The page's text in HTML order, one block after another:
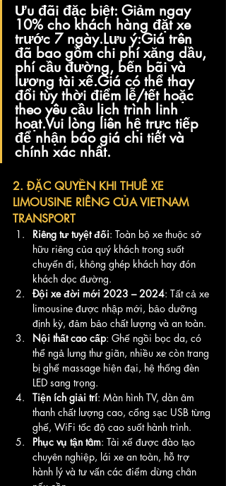
Ưu đãi đặc biệt: Giảm ngay
10% cho khách hàng đặt xe
trước 7 ngày.Lưu ý:Giá trên
đã bao gồm chi phí xăng dầu,
phí cầu đường, bến bãi và
lương tài xế.Giá có thể thay
đổi tùy thời điểm lễ/tết hoặc
theo yêu cầu lịch trình linh
hoạt.Vui lòng liên hệ trực tiếp
để nhận báo giá chi tiết và
chính xác nhất.
2. ĐẶC QUYỀN KHI THUÊ XE
LIMOUSINE RIÊNG CỦA VIETNAM
TRANSPORT
Riêng tư tuyệt đối: Toàn bộ xe thuộc sở
hữu riêng của quý khách trong suốt
chuyến đi, không ghép khách hay đón
khách dọc đường.
Đội xe đời mới 2023 – 2024: Tất cả xe
limousine được nhập mới, bảo dưỡng
định kỳ, đảm bảo chất lượng và an toàn.
Nội thất cao cấp: Ghế ngồi bọc da, có
thể ngả lưng thư giãn, nhiều xe còn trang
bị ghế massage hiện đại, hệ thống đèn
LED sang trọng.
Tiện ích giải trí: Màn hình TV, dàn âm
thanh chất lượng cao, cổng sạc USB từng
ghế, WiFi tốc độ cao suốt hành trình.
Phục vụ tận tâm: Tài xế được đào tạo
chuyên nghiệp, lái xe an toàn, hỗ trợ
hành lý và tư vấn các điểm dừng chân